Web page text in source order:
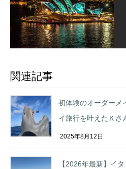
関連記事
初体験のオーダーメ
イ旅行を叶えたＫさ
2025年8月12日
【2026年最新】イ